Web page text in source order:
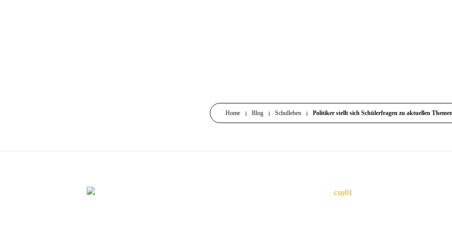
Home Blog Schulleben Politiker stellt sich Schülerfragen zu aktuellen